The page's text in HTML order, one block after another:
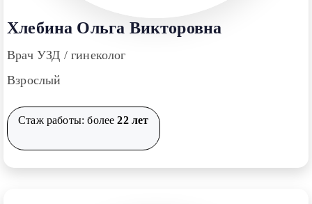
Хлебина Ольга Викторовна
Врач УЗД / гинеколог
Взрослый
Стаж работы: более22 лет